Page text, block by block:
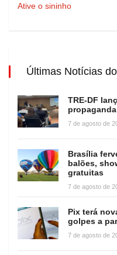
Ative o sininho
Últimas Notícias
TRE-DF
7 de agosto de
Brasília
balões,
gratuitas
7 de agosto de
Pix terá
golpes a
7 de agosto de